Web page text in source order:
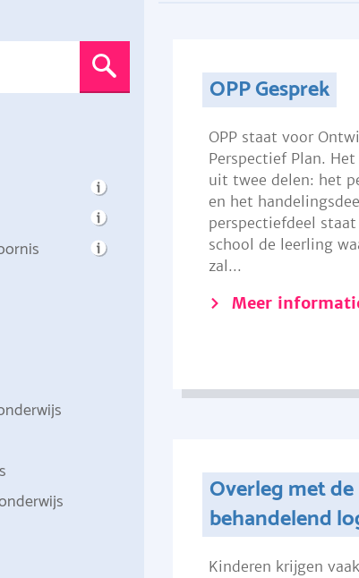
OPP Gesprek
OPP staat voor
Perspectief Plan.
uit twee delen: het
en het
perspectiefdeel
school de leerling
zal...
Meer
Overleg met de
behandelend
Kinderen krijgen